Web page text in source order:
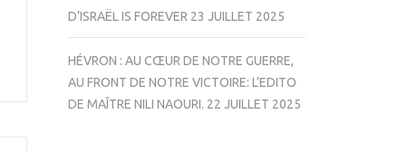
D’ISRAËL IS FOREVER 23 JUILLET 2025
HÉVRON : AU CŒUR DE NOTRE GUERRE,
AU FRONT DE NOTRE VICTOIRE: L’EDITO
DE MAÎTRE NILI NAOURI. 22 JUILLET 2025